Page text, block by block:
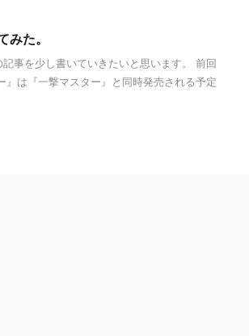
た。
事を少し書いていきたいと思います。 前回
は『一撃マスター』と同時発売される予定